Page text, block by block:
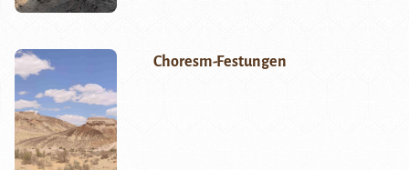
Choresm-Festungen